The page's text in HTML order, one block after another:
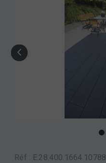
Réf : E.28.400.1664.10788